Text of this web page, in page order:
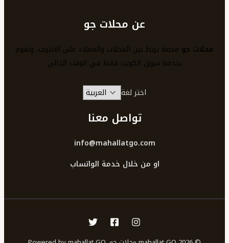
عن محلات جو
محلات جو منصة تربط بين المحلات والعملاء على الانترنت، ونقوم
بخدمة سوق الكويت فقط في الوقت الحالي
اختر لغة
تواصل معنا
info@mahallatgo.com
او من خلال خدمة الواتساب